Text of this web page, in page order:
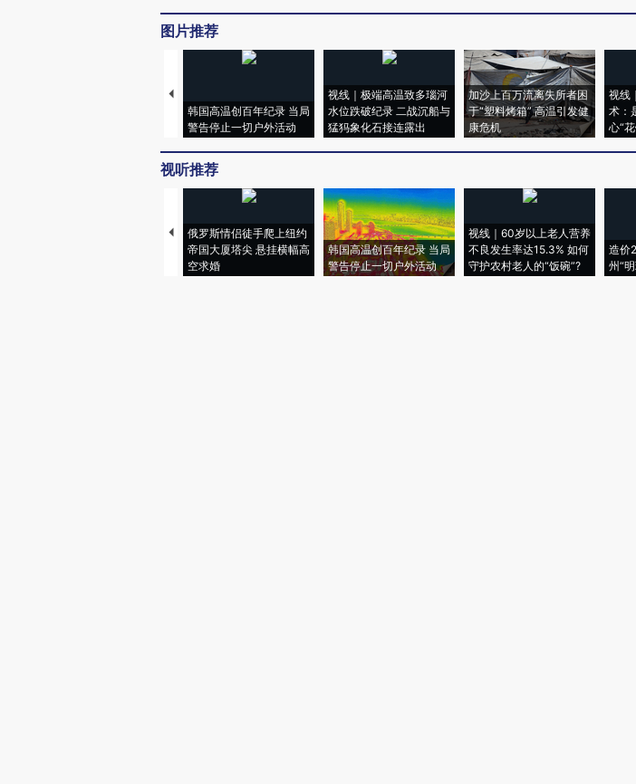
图片推荐
韩国高温创百年纪录 当局
警告停止一切户外活动
视线｜极端高温致多瑙河
水位跌破纪录 二战沉船与
猛犸象化石接连露出
加沙上百万流离失所者困
于“塑料烤箱” 高温引发健
康危机
视线
术：
心“
视听推荐
俄罗斯情侣徒手爬上纽约
帝国大厦塔尖 悬挂横幅高
空求婚
韩国高温创百年纪录 当局
警告停止一切户外活动
视线｜60岁以上老人营养
不良发生率达15.3% 如何
守护农村老人的“饭碗”?
造价
州“